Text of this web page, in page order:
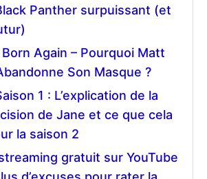
Panther surpuissant (et
Again – Pourquoi Matt
Son Masque ?
1 : L’explication de la
de Jane et ce que cela
la saison 2
gratuit sur YouTube